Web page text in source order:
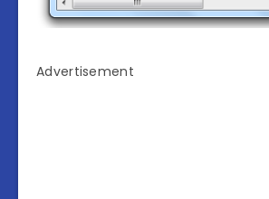
Advertisement